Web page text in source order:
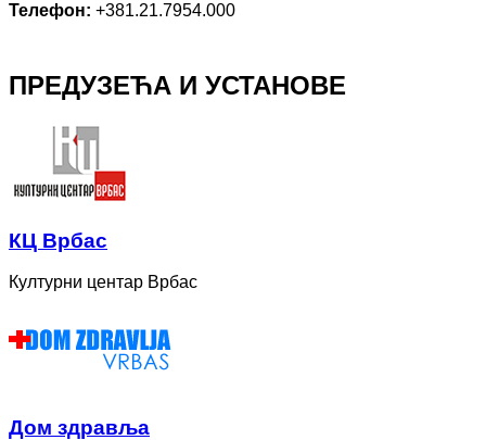
Телефон: +381.21.7954.000
ПРЕДУЗЕЋА И УСТАНОВЕ
КЦ Врбас
Културни центар Врбас
Дом здравља